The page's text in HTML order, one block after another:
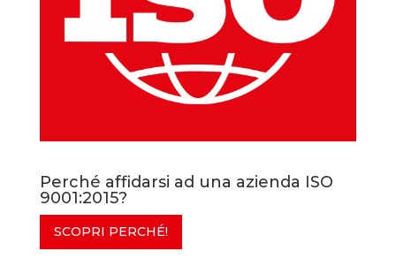
Perché affidarsi ad una azienda ISO
9001:2015?
SCOPRI PERCHÉ!